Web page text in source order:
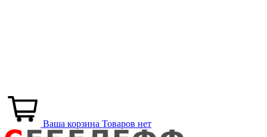
Ваша корзина Товаров нет